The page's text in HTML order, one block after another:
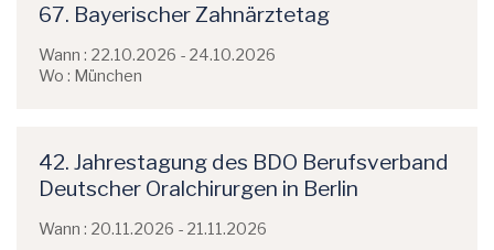
67. Bayerischer Zahnärztetag
Wann : 22.10.2026 - 24.10.2026
Wo : München
42. Jahrestagung des BDO Berufsverband
Deutscher Oralchirurgen in Berlin
Wann : 20.11.2026 - 21.11.2026